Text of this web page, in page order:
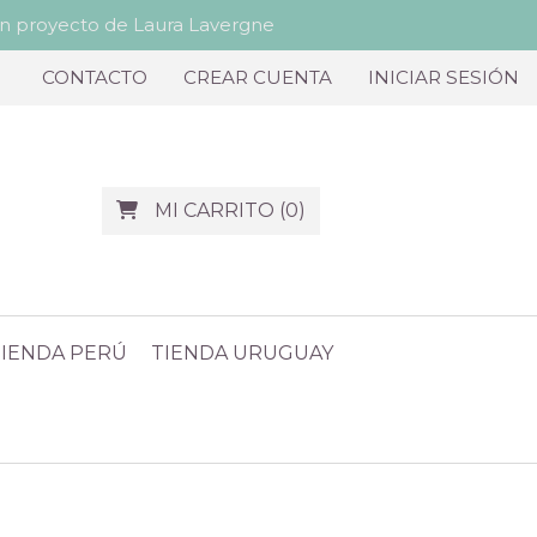
proyecto de Laura Lavergne
CONTACTO CREAR CUENTA INICIAR SESIÓN
MI CARRITO (0)
PERÚ TIENDA URUGUAY